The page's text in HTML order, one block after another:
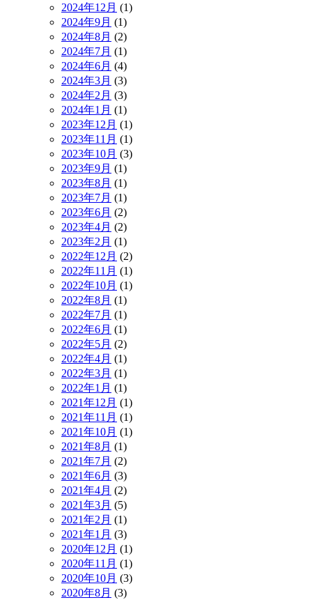
2024年12月 (1)
2024年9月 (1)
2024年8月 (2)
2024年7月 (1)
2024年6月 (4)
2024年3月 (3)
2024年2月 (3)
2024年1月 (1)
2023年12月 (1)
2023年11月 (1)
2023年10月 (3)
2023年9月 (1)
2023年8月 (1)
2023年7月 (1)
2023年6月 (2)
2023年4月 (2)
2023年2月 (1)
2022年12月 (2)
2022年11月 (1)
2022年10月 (1)
2022年8月 (1)
2022年7月 (1)
2022年6月 (1)
2022年5月 (2)
2022年4月 (1)
2022年3月 (1)
2022年1月 (1)
2021年12月 (1)
2021年11月 (1)
2021年10月 (1)
2021年8月 (1)
2021年7月 (2)
2021年6月 (3)
2021年4月 (2)
2021年3月 (5)
2021年2月 (1)
2021年1月 (3)
2020年12月 (1)
2020年11月 (1)
2020年10月 (3)
2020年8月 (3)